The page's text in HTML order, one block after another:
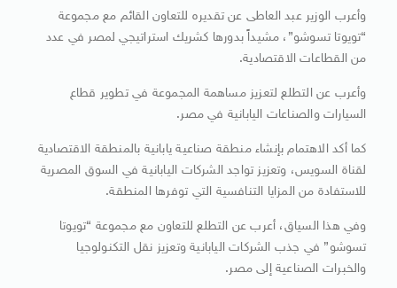
وأعرب الوزير عبد العاطى عن تقديره للتعاون القائم مع مجموعة
“تويوتا تسوشو”، مشيداً بدورها كشريك استراتيجي لمصر في عدد
من القطاعات الاقتصادية.
وأعرب عن التطلع لتعزيز مساهمة المجموعة في تطوير قطاع
السيارات والصناعات اليابانية في مصر.
كما أكد الاهتمام بإنشاء منطقة صناعية يابانية بالمنطقة الاقتصادية
لقناة السويس، وتعزيز تواجد الشركات اليابانية في السوق المصرية
للاستفادة من المزايا التنافسية التي توفرها المنطقة.
وفي هذا السياق، أعرب عن التطلع للتعاون مع مجموعة “تويوتا
تسوشو” في جذب الشركات اليابانية وتعزيز نقل التكنولوجيا
والخبرات الصناعية إلى مصر.